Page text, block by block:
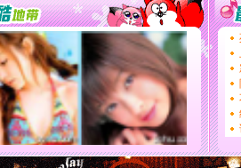
颜！冬去
道一声
[春节] 传
片叶子
送你一
[圣诞节]
你太多
要平安
[圣诞节]
能正大
天都要快